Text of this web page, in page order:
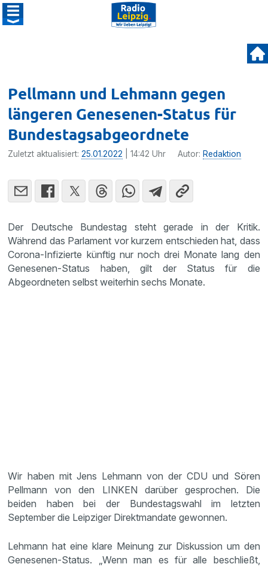
Pellmann und Lehmann gegen
längeren Genesenen-Status für
Bundestagsabgeordnete
Zuletzt aktualisiert:25.01.2022 | 14:42 Uhr Autor: Redaktion
Der Deutsche Bundestag steht gerade in der Kritik.
Während das Parlament vor kurzem entschieden hat, dass
Corona-Infizierte künftig nur noch drei Monate lang den
Genesenen-Status haben, gilt der Status für die
Abgeordneten selbst weiterhin sechs Monate.
Wir haben mit Jens Lehmann von der CDU und Sören
Pellmann von den LINKEN darüber gesprochen. Die
beiden haben bei der Bundestagswahl im letzten
September die Leipziger Direktmandate gewonnen.
Lehmann hat eine klare Meinung zur Diskussion um den
Genesenen-Status. „Wenn man es für alle beschließt,